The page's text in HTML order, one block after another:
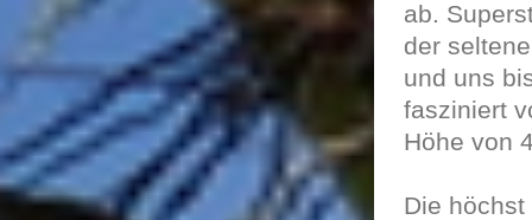
ab.
der
und uns
fasziniert
Höhe von
Die